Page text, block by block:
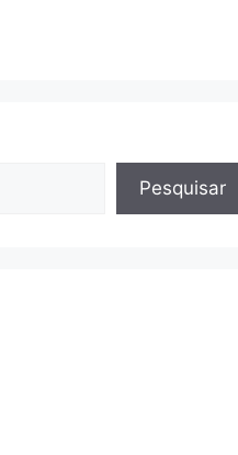
Pesquisar